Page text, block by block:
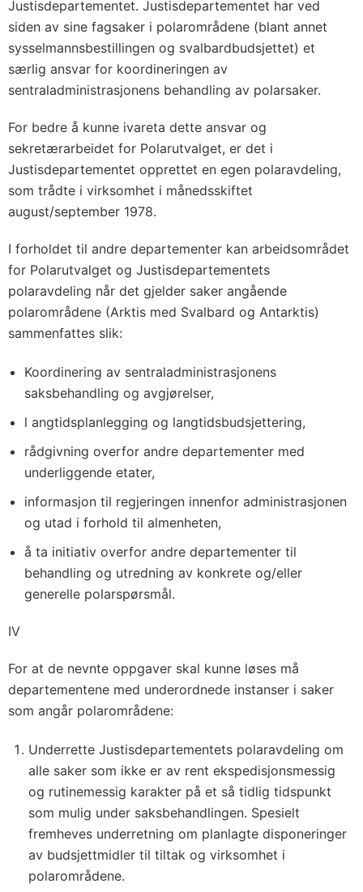
Justisdepartementet. Justisdepartementet har ved
siden av sine fagsaker i polarområdene (blant annet
sysselmannsbestillingen og svalbardbudsjettet) et
særlig ansvar for koordineringen av
sentraladministrasjonens behandling av polarsaker.
For bedre å kunne ivareta dette ansvar og
sekretærarbeidet for Polarutvalget, er det i
Justisdepartementet opprettet en egen polaravdeling,
som trådte i virksomhet i månedsskiftet
august/september 1978.
I forholdet til andre departementer kan arbeidsområdet
for Polarutvalget og Justisdepartementets
polaravdeling når det gjelder saker angående
polarområdene (Arktis med Svalbard og Antarktis)
sammenfattes slik:
Koordinering av sentraladministrasjonens
saksbehandling og avgjørelser,
l angtidsplanlegging og langtidsbudsjettering,
rådgivning overfor andre departementer med
underliggende etater,
informasjon til regjeringen innenfor administrasjonen
og utad i forhold til almenheten,
å ta initiativ overfor andre departementer til
behandling og utredning av konkrete og/eller
generelle polarspørsmål.
IV
For at de nevnte oppgaver skal kunne løses må
departementene med underordnede instanser i saker
som angår polarområdene:
Underrette Justisdepartementets polaravdeling om
alle saker som ikke er av rent ekspedisjonsmessig
og rutinemessig karakter på et så tidlig tidspunkt
som mulig under saksbehandlingen. Spesielt
fremheves underretning om planlagte disponeringer
av budsjettmidler til tiltak og virksomhet i
polarområdene.